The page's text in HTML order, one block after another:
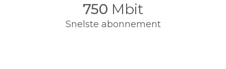
750 Mbit
Snelste abonnement